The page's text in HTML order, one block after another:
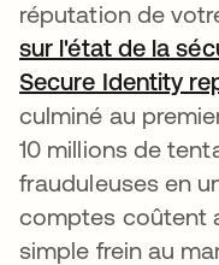
réputation de
sur l'état de la
Secure Identity
culminé au
10 millions de
frauduleuses en
comptes coûtent
simple frein au